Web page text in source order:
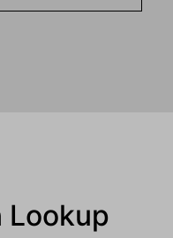
Lookup